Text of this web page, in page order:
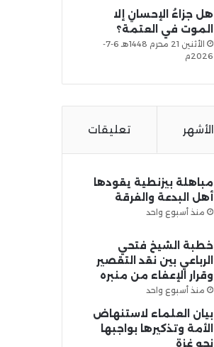
هل جزاءُ الإحسانِ إلا
الموت في العتمة؟
الأثنين 21 محرم 1448هـ 6-7-
2026م
الأشهر تعليقات
مباهلة بيزنطية يقودها
أهل البدعة والفرقة
منذ أسبوع واحد
خطبة الشيخ فتحي
الرباعي بين نقد التقصير
وقرار الإعفاء من منبره
منذ أسبوع واحد
بيان العلماء لاستنهاض
الأمة وتذكيرها بواجبها
نحو غزة